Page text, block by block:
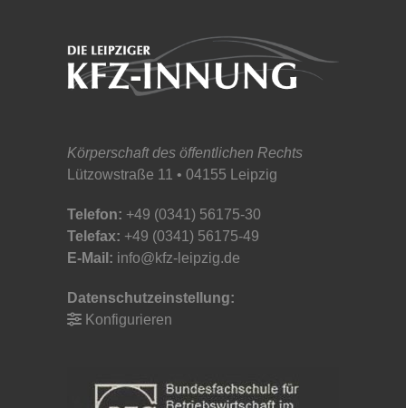
Körperschaft des öffentlichen Rechts
Lützowstraße 11 • 04155 Leipzig
Telefon: +49 (0341) 56175-30
Telefax: +49 (0341) 56175-49
E-Mail: info@kfz-leipzig.de
Datenschutzeinstellung:
Konfigurieren